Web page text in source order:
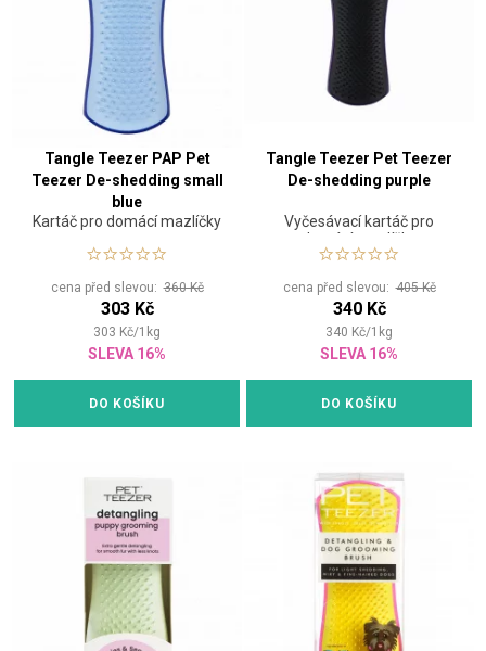
Tangle Teezer PAP Pet
Teezer De-shedding small
blue
Kartáč pro domácí mazlíčky
cena před slevou:360 Kč
303 Kč
303 Kč/1 kg
SLEVA 16%
DO KOŠÍKU
Tangle Teezer Pet Teezer
De-shedding purple
Vyčesávací kartáč pro
domácí mazlíčky
cena před slevou:405 Kč
340 Kč
340 Kč/1 kg
SLEVA 16%
DO KOŠÍKU